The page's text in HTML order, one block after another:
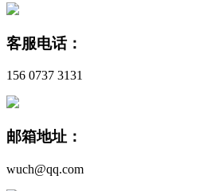
客服电话：
156 0737 3131
邮箱地址：
wuch@qq.com